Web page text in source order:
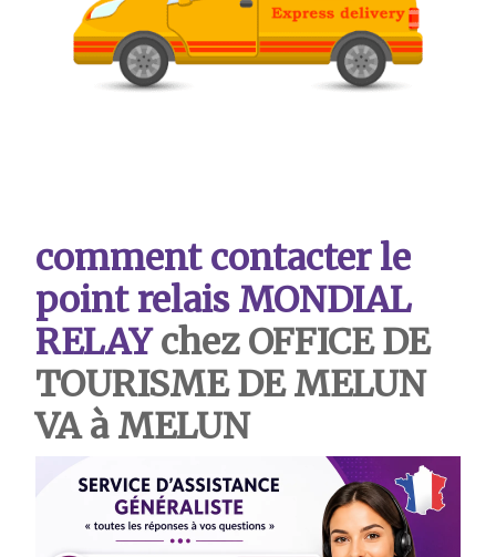
comment contacter le
point relais MONDIAL
RELAYchez OFFICE DE
TOURISME DE MELUN
VA à MELUN